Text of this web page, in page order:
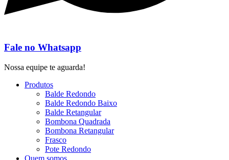
Fale no Whatsapp
Nossa equipe te aguarda!
Produtos
Balde Redondo
Balde Redondo Baixo
Balde Retangular
Bombona Quadrada
Bombona Retangular
Frasco
Pote Redondo